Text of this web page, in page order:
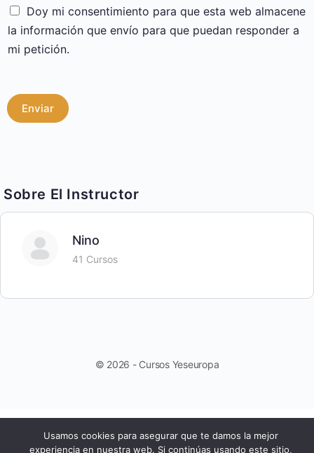
Doy mi consentimiento para que esta web almacene
la información que envío para que puedan responder a
mi petición.
Enviar
Sobre El Instructor
Nino
41 Cursos
© 2026 - Cursos Yeseuropa
Usamos cookies para asegurar que te damos la mejor
experiencia en nuestra web. Si continúas usando este sitio,